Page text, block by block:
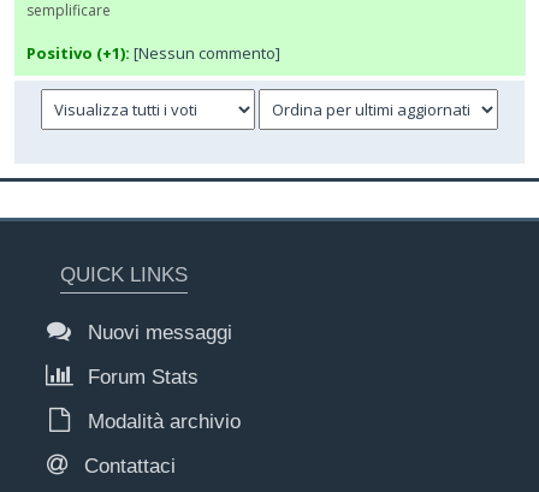
semplificare
Positivo (+1): [Nessun commento]
QUICK LINKS
Nuovi messaggi
Forum Stats
Modalità archivio
Contattaci